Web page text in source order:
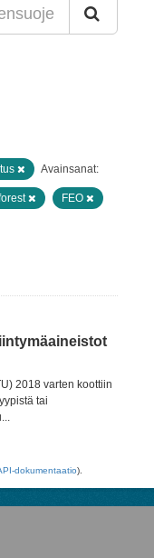
Avainsanat:
FEO
2018 varten koottiin
tai
dokumentaatio).